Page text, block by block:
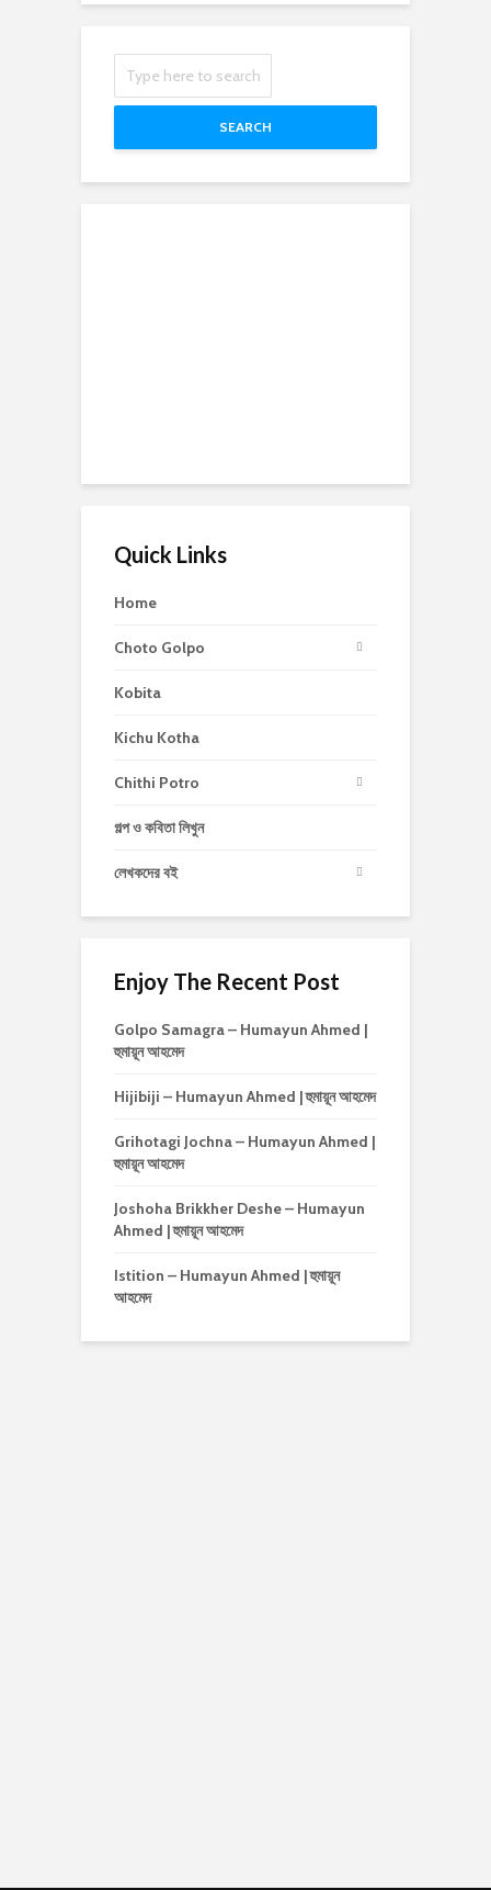
SEARCH
Quick Links
Home
Choto Golpo
Kobita
Kichu Kotha
Chithi Potro
গল্প ও কবিতা লিখুন
লেখকদের বই
Enjoy The Recent Post
Golpo Samagra – Humayun Ahmed |
হুমায়ূন আহমেদ
Hijibiji – Humayun Ahmed | হুমায়ূন আহমেদ
Grihotagi Jochna – Humayun Ahmed |
হুমায়ূন আহমেদ
Joshoha Brikkher Deshe – Humayun
Ahmed | হুমায়ূন আহমেদ
Istition – Humayun Ahmed | হুমায়ূন
আহমেদ